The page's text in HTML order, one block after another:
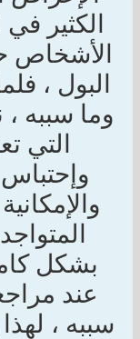
الكثير
الأشخاص
البول ،
وما سببه
التي
بشكل
عند
سببه ،